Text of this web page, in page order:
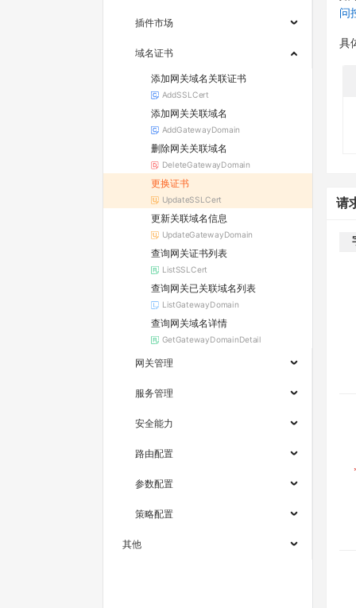
插件市场
域名证书
添加网关域名关联证书
AddSSLCert
添加网关关联域名
AddGatewayDomain
删除网关关联域名
DeleteGatewayDomain
更换证书
UpdateSSLCert
更新关联域名信息
UpdateGatewayDomain
查询网关证书列表
ListSSLCert
查询网关已关联域名列表
ListGatewayDomain
查询网关域名详情
GetGatewayDomainDetail
网关管理
服务管理
安全能力
路由配置
参数配置
策略配置
其他
问
具
请